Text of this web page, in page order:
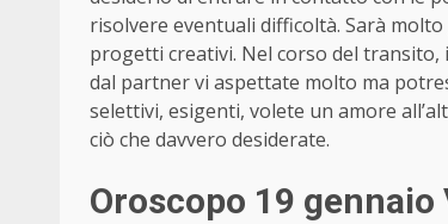
risolvere eventuali difficoltà. Sarà
progetti creativi. Nel corso del
dal partner vi aspettate molto ma
selettivi, esigenti, volete un amore
ciò che davvero desiderate.
Oroscopo 19